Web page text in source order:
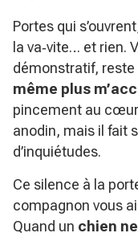
Portes qui
la va‑vite… et rien.
démonstratif, reste
même plus
pincement au
anodin, mais il fait
d’inquiétudes.
Ce silence à la
compagnon vous
Quand un chien